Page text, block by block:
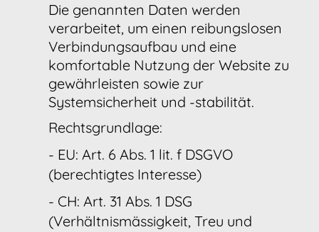
Die genannten Daten werden
verarbeitet, um einen reibungslosen
Verbindungsaufbau und eine
komfortable Nutzung der Website zu
gewährleisten sowie zur
Systemsicherheit und -stabilität.
Rechtsgrundlage:
- EU: Art. 6 Abs. 1 lit. f DSGVO
(berechtigtes Interesse)
- CH: Art. 31 Abs. 1 DSG
(Verhältnismässigkeit, Treu und